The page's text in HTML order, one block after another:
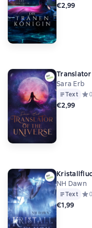
€2,99
Sara Erb
Text 0
€2,99
NH Dawn
Text 0
€1,99